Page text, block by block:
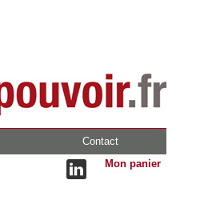
Contact
Mon panier